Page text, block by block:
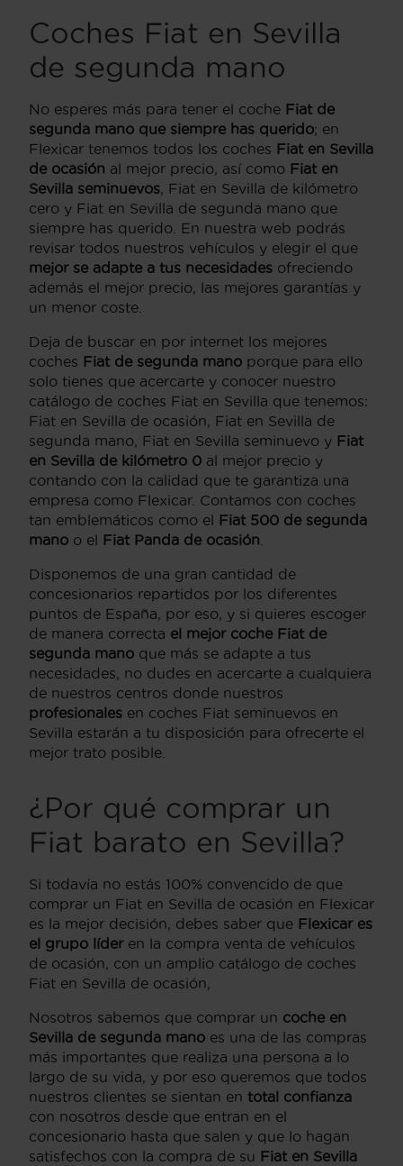
Coches Fiat en Sevilla
de segunda mano
No esperes más para tener el coche Fiat de
segunda mano que siempre has querido; en
Flexicar tenemos todos los coches Fiat en Sevilla
de ocasión al mejor precio, así como Fiat en
Sevilla seminuevos , Fiat en Sevilla de kilómetro
cero y Fiat en Sevilla de segunda mano que
siempre has querido. En nuestra web podrás
revisar todos nuestros vehículos y elegir el que
mejor se adapte a tus necesidades ofreciendo
además el mejor precio, las mejores garantías y
un menor coste.
Deja de buscar en por internet los mejores
coches Fiat de segunda mano porque para ello
solo tienes que acercarte y conocer nuestro
catálogo de coches Fiat en Sevilla que tenemos:
Fiat en Sevilla de ocasión, Fiat en Sevilla de
segunda mano, Fiat en Sevilla seminuevo y Fiat
en Sevilla de kilómetro 0 al mejor precio y
contando con la calidad que te garantiza una
empresa como Flexicar. Contamos con coches
tan emblemáticos como el Fiat 500 de segunda
mano o el Fiat Panda de ocasión
Disponemos de una gran cantidad de
concesionarios repartidos por los diferentes
puntos de España, por eso, y si quieres escoger
de manera correcta el mejor coche Fiat de
segunda mano que más se adapte a tus
necesidades, no dudes en acercarte a cualquiera
de nuestros centros donde nuestros
profesionales en coches Fiat seminuevos en
Sevilla estarán a tu disposición para ofrecerte el
mejor trato posible.
¿Por qué comprar un
Fiat barato en Sevilla?
Si todavía no estás 100% convencido de que
comprar un Fiat en Sevilla de ocasión en Flexicar
es la mejor decisión, debes saber que Flexicar es
el grupo líder en la compra venta de vehículos
de ocasión, con un amplio catálogo de coches
Fiat en Sevilla de ocasión,
Nosotros sabemos que comprar un coche en
Sevilla de segunda mano es una de las compras
más importantes que realiza una persona a lo
largo de su vida, y por eso queremos que todos
nuestros clientes se sientan en total confianza
con nosotros desde que entran en el
concesionario hasta que salen y que lo hagan
satisfechos con la compra de su Fiat en Sevilla